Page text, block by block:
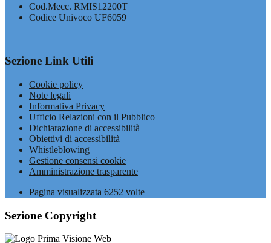
Cod.Mecc. RMIS12200T
Codice Univoco UF6059
Sezione Link Utili
Cookie policy
Note legali
Informativa Privacy
Ufficio Relazioni con il Pubblico
Dichiarazione di accessibilità
Obiettivi di accessibilità
Whistleblowing
Gestione consensi cookie
Amministrazione trasparente
Pagina visualizzata 6252 volte
Sezione Copyright